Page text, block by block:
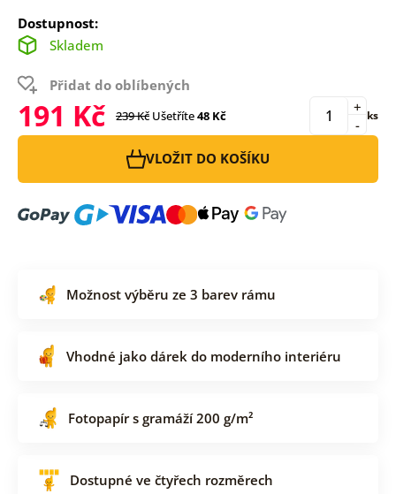
Dostupnost:
Skladem
Přidat do oblíbených
191 Kč 239 Kč Ušetříte48 Kč -
+ ks
VLOŽIT DO KOŠÍKU
Možnost výběru ze 3 barev rámu
Vhodné jako dárek do moderního interiéru
Fotopapír s gramáží 200 g/m²
Dostupné ve čtyřech rozměrech